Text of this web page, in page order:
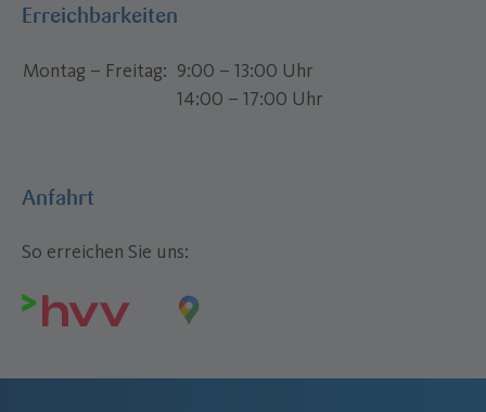
Erreichbarkeiten
Montag – Freitag
9:00 – 13:00 Uhr
14:00 – 17:00 Uhr
Anfahrt
So erreichen Sie uns: